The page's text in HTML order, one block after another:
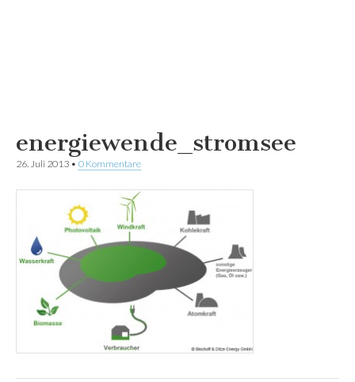
energiewende_stromsee
26. Juli 2013 • 0 Kommentare